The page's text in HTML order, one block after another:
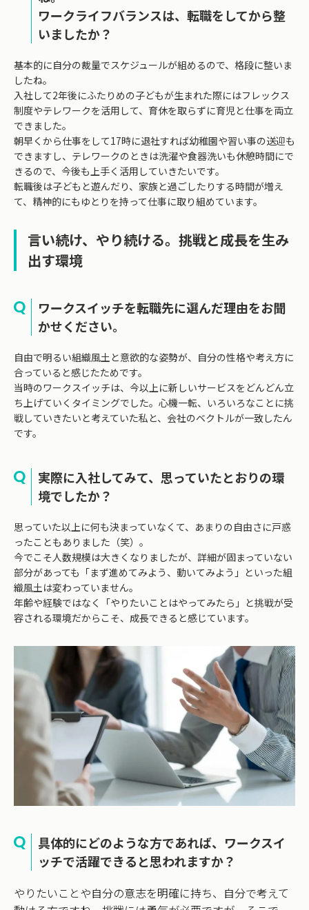
ワークライフバランスは、転職をしてから整
いましたか？
基本的に自分の裁量でスケジュールが組めるので、格段に整いま
したね。
入社して2年後にふたりめの子どもが生まれた際にはフレックス
制度やテレワークを活用して、育休を取らずに育児と仕事を両立
できました。
朝早くから仕事をして17時に退社すれば幼稚園や習い事の送迎も
できますし、テレワークのときは洗濯や食器洗いも休憩時間にで
きるので、今後も上手く活用していきたいです。
転職後は子どもと遊んだり、家族と過ごしたりする時間が増え
て、精神的にもゆとりを持って仕事に取り組めています。
言い続け、やり続ける。挑戦と成長を生み
出す環境
ワークスイッチを転職先に選んだ理由をお聞
かせください。
自由で明るい組織風土と意欲的な姿勢が、自分の性格や考え方に
合っていると感じたためです。
当時のワークスイッチは、今以上に新しいサービスをどんどん立
ち上げていくタイミングでした。心機一転、いろいろなことに挑
戦していきたいと考えていた私と、会社のベクトルが一致したん
です。
実際に入社してみて、思っていたとおりの環
境でしたか？
思っていた以上に何も決まっていなくて、あまりの自由さに戸惑
ったこともありました（笑）。
今でこそ人数規模は大きくなりましたが、詳細が固まっていない
部分があっても「まず進めてみよう、動いてみよう」といった組
織風土は変わっていません。
年齢や経験ではなく「やりたいことはやってみたら」と挑戦が受
容される環境だからこそ、成長できると感じています。
具体的にどのような方であれば、ワークスイ
ッチで活躍できると思われますか？
やりたいことや自分の意志を明確に持ち、自分で考えて